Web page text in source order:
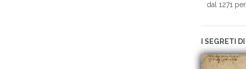
dal 1271
I SEGRETI